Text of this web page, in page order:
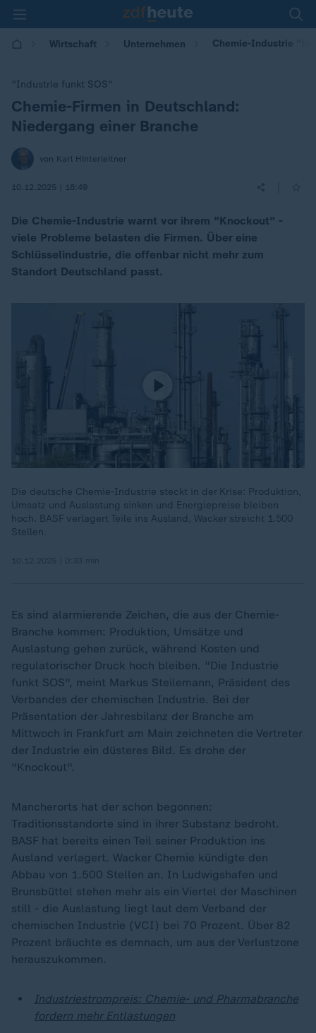
Wirtschaft Unternehmen Chemie-Industrie
"Industrie funkt SOS"
:
Chemie-Firmen in Deutschland:
Niedergang einer Branche
von Karl Hinterleitner
10.12.2025 | 18:49
Die Chemie-Industrie warnt vor ihrem "Knockout" -
viele Probleme belasten die Firmen. Über eine
Schlüsselindustrie, die offenbar nicht mehr zum
Standort Deutschland passt.
Die deutsche Chemie-Industrie steckt in der Krise: Produktion,
Umsatz und Auslastung sinken und Energiepreise bleiben
hoch. BASF verlagert Teile ins Ausland, Wacker streicht 1.500
Stellen.
Es sind alarmierende Zeichen, die aus der Chemie-
Branche kommen: Produktion, Umsätze und
Auslastung gehen zurück, während Kosten und
regulatorischer Druck hoch bleiben. "Die Industrie
funkt SOS", meint Markus Steilemann, Präsident des
Verbandes der chemischen Industrie. Bei der
Präsentation der Jahresbilanz der Branche am
Mittwoch in Frankfurt am Main zeichneten die Vertreter
der Industrie ein düsteres Bild. Es drohe der
"Knockout".
Mancherorts hat der schon begonnen:
Traditionsstandorte sind in ihrer Substanz bedroht.
BASF hat bereits einen Teil seiner Produktion ins
Ausland verlagert. Wacker Chemie kündigte den
Abbau von 1.500 Stellen an. In Ludwigshafen und
Brunsbüttel stehen mehr als ein Viertel der Maschinen
still - die Auslastung liegt laut dem Verband der
chemischen Industrie (VCI) bei 70 Prozent. Über 82
Prozent bräuchte es demnach, um aus der Verlustzone
herauszukommen.
Industriestrompreis: Chemie- und Pharmabranche
fordern mehr Entlastungen